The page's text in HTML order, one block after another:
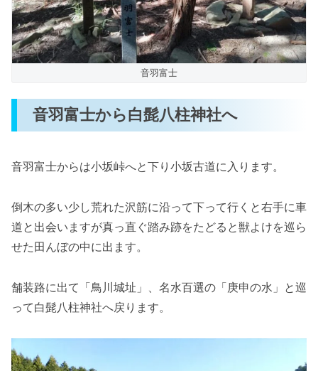
音羽富士
音羽富士から白髭八柱神社へ
音羽富士からは小坂峠へと下り小坂古道に入ります。
倒木の多い少し荒れた沢筋に沿って下って行くと右手に車
道と出会いますが真っ直ぐ踏み跡をたどると獣よけを巡ら
せた田んぼの中に出ます。
舗装路に出て「鳥川城址」、名水百選の「庚申の水」と巡
って白髭八柱神社へ戻ります。